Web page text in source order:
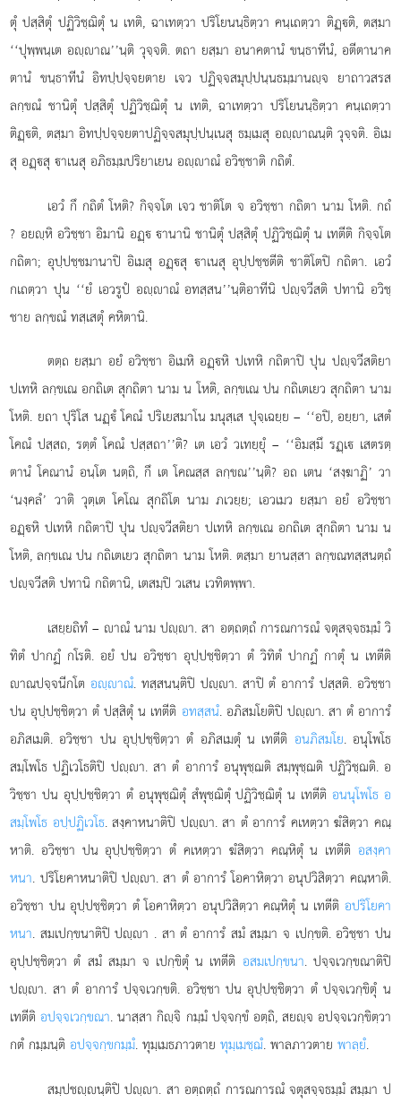
ตุํ ปสฺสิตุํ ปฏิวิชฺฌิตุํ น เทติ, ฉาเทตฺวา ปริโยนนฺธิตฺวา คนฺเถตฺวา ติฏฺติ, ตสฺมา
‘‘ปุพฺพนฺเต อฺาณ’’นฺติ วุจฺจติ. ตถา ยสฺมา อนาคตานํ ขนฺธาทีนํ, อตีตานาค
ตานํ ขนฺธาทีนํ อิทปฺปจฺจยตาย เจว ปฏิจฺจสมุปฺปนฺนธมฺมานฺจ ยาถาวสรส
ลกฺขณํ ชานิตุํ ปสฺสิตุํ ปฏิวิชฺฌิตุํ น เทติ, ฉาเทตฺวา ปริโยนนฺธิตฺวา คนฺเถตฺวา
ติฏฺติ, ตสฺมา อิทปฺปจฺจยตาปฏิจฺจสมุปฺปนฺเนสุ ธมฺเมสุ อฺาณนฺติ วุจฺจติ. อิเม
สุ อฏฺสุ าเนสุ อภิธมฺมปริยาเยน อฺาณํ อวิชฺชาติ กถิตํ.
เอวํ กึ กถิตํ โหติ? กิจฺจโต เจว ชาติโต จ อวิชฺชา กถิตา นาม โหติ. กถํ
? อยฺหิ อวิชฺชา อิมานิ อฏฺ านานิ ชานิตุํ ปสฺสิตุํ ปฏิวิชฺฌิตุํ น เทตีติ กิจฺจโต
กถิตา; อุปฺปชฺชมานาปิ อิเมสุ อฏฺสุ าเนสุ อุปฺปชฺชตีติ ชาติโตปิ กถิตา. เอวํ
กเถตฺวา ปุน ‘‘ยํ เอวรูปํ อฺาณํ อทสฺสน’’นฺติอาทีนิ ปฺจวีสติ ปทานิ อวิชฺ
ชาย ลกฺขณํ ทสฺเสตุํ คหิตานิ.
ตตฺถ ยสฺมา อยํ อวิชฺชา อิเมหิ อฏฺหิ ปเทหิ กถิตาปิ ปุน ปฺจวีสติยา
ปเทหิ ลกฺขเณ อกถิเต สุกถิตา นาม น โหติ, ลกฺขเณ ปน กถิเตเยว สุกถิตา นาม
โหติ. ยถา ปุริโส นฏฺํ โคณํ ปริเยสมาโน มนุสฺเส ปุจฺเฉยฺย – ‘‘อปิ, อยฺยา, เสตํ
โคณํ ปสฺสถ, รตฺตํ โคณํ ปสฺสถา’’ติ? เต เอวํ วเทยฺยุํ – ‘‘อิมสฺมึ รฏฺเ เสตรตฺ
ตานํ โคณานํ อนฺโต นตฺถิ, กึ เต โคณสฺส ลกฺขณ’’นฺติ? อถ เตน ‘สงฺฆาฏิ’ วา
‘นงฺคลํ’ วาติ วุตฺเต โคโณ สุกถิโต นาม ภเวยฺย; เอวเมว ยสฺมา อยํ อวิชฺชา
อฏฺหิ ปเทหิ กถิตาปิ ปุน ปฺจวีสติยา ปเทหิ ลกฺขเณ อกถิเต สุกถิตา นาม น
โหติ, ลกฺขเณ ปน กถิเตเยว สุกถิตา นาม โหติ. ตสฺมา ยานสฺสา ลกฺขณทสฺสนตฺถํ
ปฺจวีสติ ปทานิ กถิตานิ, เตสมฺปิ วเสน เวทิตพฺพา.
เสยฺยถิทํ – าณํ นาม ปฺา. สา อตฺถตฺถํ การณการณํ จตุสจฺจธมฺมํ วิ
ทิตํ ปากฏํ กโรติ. อยํ ปน อวิชฺชา อุปฺปชฺชิตฺวา ตํ วิทิตํ ปากฏํ กาตุํ น เทตีติ
าณปจฺจนีกโตอฺาณํ. ทสฺสนนฺติปิ ปฺา. สาปิ ตํ อาการํ ปสฺสติ. อวิชฺชา
ปน อุปฺปชฺชิตฺวา ตํ ปสฺสิตุํ น เทตีติ อทสฺสนํ. อภิสมโยติปิ ปฺา. สา ตํ อาการํ
อภิสเมติ. อวิชฺชา ปน อุปฺปชฺชิตฺวา ตํ อภิสเมตุํ น เทตีติ อนภิสมโย. อนุโพโธ
สมฺโพโธ ปฏิเวโธติปิ ปฺา. สา ตํ อาการํ อนุพุชฺฌติ สมฺพุชฺฌติ ปฏิวิชฺฌติ. อ
วิชฺชา ปน อุปฺปชฺชิตฺวา ตํ อนุพุชฺฌิตุํ สํพุชฺฌิตุํ ปฏิวิชฺฌิตุํ น เทตีติ อนนุโพโธ อ
สมฺโพโธ อปฺปฏิเวโธ. สงฺคาหนาติปิ ปฺา. สา ตํ อาการํ คเหตฺวา ฆํสิตฺวา คณฺ
หาติ. อวิชฺชา ปน อุปฺปชฺชิตฺวา ตํ คเหตฺวา ฆํสิตฺวา คณฺหิตุํ น เทตีติ อสงฺคา
หนา. ปริโยคาหนาติปิ ปฺา. สา ตํ อาการํ โอคาหิตฺวา อนุปวิสิตฺวา คณฺหาติ.
อวิชฺชา ปน อุปฺปชฺชิตฺวา ตํ โอคาหิตฺวา อนุปวิสิตฺวา คณฺหิตุํ น เทตีติ อปริโยคา
หนา. สมเปกฺขนาติปิ ปฺา . สา ตํ อาการํ สมํ สมฺมา จ เปกฺขติ. อวิชฺชา ปน
อุปฺปชฺชิตฺวา ตํ สมํ สมฺมา จ เปกฺขิตุํ น เทตีติ อสมเปกฺขนา. ปจฺจเวกฺขณาติปิ
ปฺา. สา ตํ อาการํ ปจฺจเวกฺขติ. อวิชฺชา ปน อุปฺปชฺชิตฺวา ตํ ปจฺจเวกฺขิตุํ น
เทตีติอปจฺจเวกฺขณา. นาสฺสากิฺจิ กมฺมํ ปจฺจกฺขํ อตฺถิ, สยฺจ อปจฺจเวกฺขิตฺวา
กตํ กมฺมนฺติอปจฺจกฺขกมฺมํ. ทุมฺเมธภาวตายทุมฺเมชฺฌํ. พาลภาวตายพาลฺยํ.
สมฺปชฺนฺติปิ ปฺา. สา อตฺถตฺถํ การณการณํ จตุสจฺจธมฺมํ สมฺมา ป